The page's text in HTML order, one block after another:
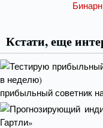
Кстати, еще
прибыльный советник